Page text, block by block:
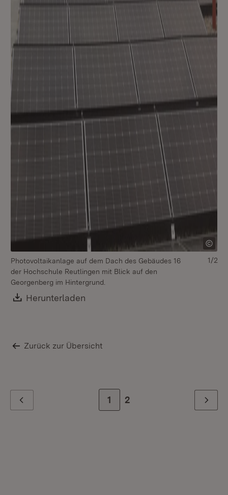
Photovoltaikanlage auf dem Dach des Gebäudes 16
der Hochschule Reutlingen mit Blick auf den
Georgenberg im Hintergrund.
Download:
Herunterladen
1/2
Zurück zur Übersicht
Zur Seite
1 Zur letzten Seite
2 Weiter